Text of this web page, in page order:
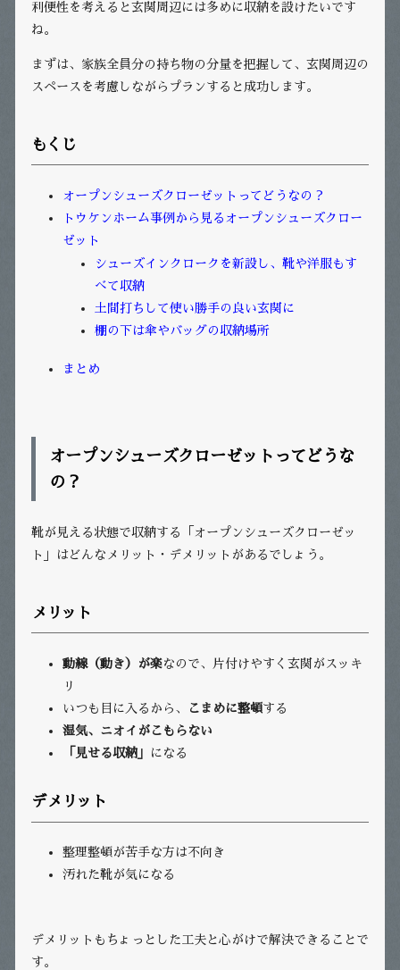
利便性を考えると玄関周辺には多めに収納を設けたいです
ね。
まずは、家族全員分の持ち物の分量を把握して、玄関周辺の
スペースを考慮しながらプランすると成功します。
もくじ
オープンシューズクローゼットってどうなの？
トウケンホーム事例から見るオープンシューズクロー
ゼット
シューズインクロークを新設し、靴や洋服もす
べて収納
土間打ちして使い勝手の良い玄関に
棚の下は傘やバッグの収納場所
まとめ
オープンシューズクローゼットってどうな
の？
靴が見える状態で収納する「オープンシューズクローゼッ
ト」はどんなメリット・デメリットがあるでしょう。
メリット
動線（動き）が楽なので、片付けやすく玄関がスッキ
リ
いつも目に入るから、
こまめに整頓する
湿気、ニオイがこもらない
「見せる収納」
になる
デメリット
整理整頓が苦手な方は不向き
汚れた靴が気になる
デメリットもちょっとした工夫と心がけで解決できることで
す。